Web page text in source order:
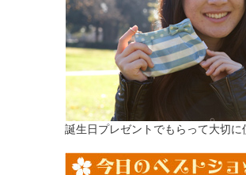
誕生日プレゼントでもらって大切に